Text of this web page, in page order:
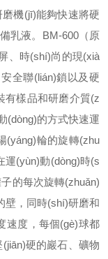
磨機(jī)能夠快速將硬
。BM-600（原
、時(shí)尚的現(xià
安全聯(lián)鎖以及硬
有樣品和研磨介質(z
(dòng)的方式快速運
陽(yáng)輪的旋轉(zhu
運(yùn)動(dòng)時(s
子的每次旋轉(zhuǎn)
，同時(shí)研磨和
速度，每個(gè)球都
(jiān)硬的巖石、礦物